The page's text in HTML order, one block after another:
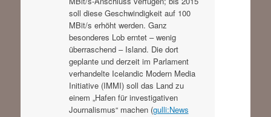
soll diese Geschwindigkeit auf 100
MBit/s erhöht werden. Ganz
besonderes Lob erntet – wenig
überraschend – Island. Die dort
geplante und derzeit im Parlament
verhandelte Icelandic Modern Media
Initiative (IMMI) soll das Land zu
einem „Hafen für investigativen
Journalismus“ machen (gulli:News